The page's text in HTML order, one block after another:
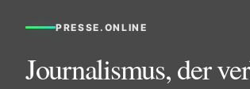
PRESSE.ONLINE
Journalismus, der